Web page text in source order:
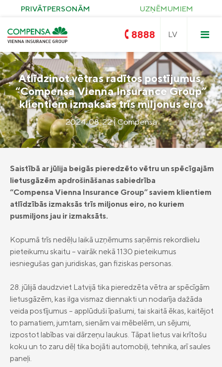
Compensa
Nedzīvības un Seesam veselības
apdrošināšana
Compensa Life
Dzīvības un veselības
apdrošināšanas pakalpojumi
OCTA
Zelta OCTA
KASKO
Īpašuma apdrošināšana
Saules paneļu apdrošināšana
Pirkuma apdrošināšana
Ceļojumu apdrošināšana
Civiltiesiskās atbildības apdrošināšana
Seesam kritisko saslimšanu apdrošināšana
Compensa Seesam veselības
apdrošināšana
Compensa Life Veselības apdrošināšana
Compensa Life Veselības apdrošināšana
Compensa Nelaimes gadījumu
Compensa Life Nelaimes gadījumu
apdrošināšana
Dzīvības apdrošināšana
Uzkrājošā dzīvības apdrošināšana
Ieguldījumu fondi
Fondu vienību cenas
Compensa Seesam mobilā aplikācija
Compensa Life mobilā aplikācija
Compensa Seesam attālinātās ārstu
konsultācijas
Compensa Life Vienna Insurance Group
SE Latvijas filiāles kontakti
„Compensa Vienna Insurance Group”
PRIVĀTPERSONĀM UZŅĒMUMIEM
8888
Atlīdzinot vētras radītos postījumus,
“Compensa Vienna Insurance Group”
klientiem izmaksās trīs miljonus eiro
2024. 08. 22 | Compensa
Saistībā ar jūlija beigās pieredzēto vētru un spēcīgajām
lietusgāzēm apdrošināšanas sabiedrība
“Compensa Vienna Insurance Group” saviem klientiem
atlīdzībās izmaksās trīs miljonus eiro, no kuriem
pusmiljons jau ir izmaksāts.
Kopumā trīs nedēļu laikā uzņēmums saņēmis rekordlielu
pieteikumu skaitu – vairāk nekā 1130 pieteikumus
iesniegušas gan juridiskas, gan fiziskas personas.
28. jūlijā daudzviet Latvijā tika pieredzēta vētra ar spēcīgām
lietusgāzēm, kas ilga vismaz diennakti un nodarīja dažāda
veida postījumus – applūduši īpašumi, tai skaitā ēkas, kaitējot
to pamatiem, jumtam, sienām vai mēbelēm, un sējumi,
izpostot labības vai dārzeņu laukus. Tāpat lietus vai krītošu
koku un to zaru dēļ tika bojāti automobiļi, tehnika, arī saules
paneļi.